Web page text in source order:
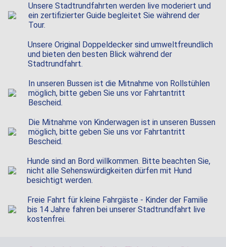
Unsere Stadtrundfahrten werden live moderiert und
ein zertifizierter Guide begleitet Sie während der
Tour.
Unsere Original Doppeldecker sind umweltfreundlich
und bieten den besten Blick während der
Stadtrundfahrt.
In unseren Bussen ist die Mitnahme von Rollstühlen
möglich, bitte geben Sie uns vor Fahrtantritt
Bescheid.
Die Mitnahme von Kinderwagen ist in unseren Bussen
möglich, bitte geben Sie uns vor Fahrtantritt
Bescheid.
Hunde sind an Bord willkommen. Bitte beachten Sie,
nicht alle Sehens­würdig­keiten dürfen mit Hund
besichtigt werden.
Freie Fahrt für kleine Fahrgäste - Kinder der Familie
bis 14 Jahre fahren bei unserer Stadtrundfahrt live
kostenfrei.